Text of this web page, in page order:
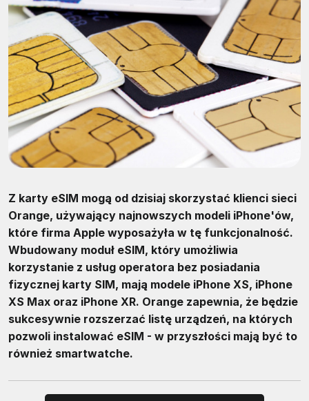
Z karty eSIM mogą od dzisiaj skorzystać klienci sieci
Orange, używający najnowszych modeli iPhone'ów,
które firma Apple wyposażyła w tę funkcjonalność.
Wbudowany moduł eSIM, który umożliwia
korzystanie z usług operatora bez posiadania
fizycznej karty SIM, mają modele iPhone XS, iPhone
XS Max oraz iPhone XR. Orange zapewnia, że będzie
sukcesywnie rozszerzać listę urządzeń, na których
pozwoli instalować eSIM - w przyszłości mają być to
również smartwatche.